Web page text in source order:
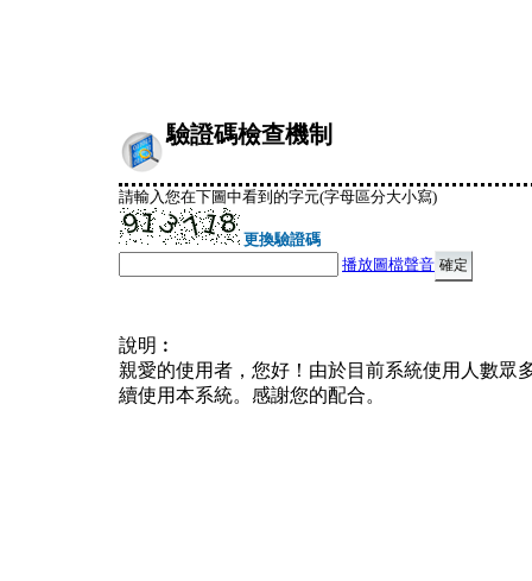
驗證碼檢查機制
請輸入您在下圖中看到的字元(字母區分大小寫)
更換驗證碼
播放圖檔聲音
說明︰
親愛的使用者，您好！由於目前系統使用人數眾
續使用本系統。感謝您的配合。